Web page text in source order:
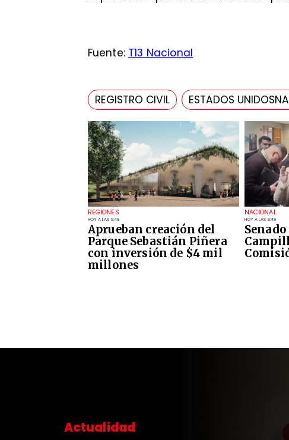
REGIONES
HOY A LAS 9:49
Aprueban creación del
Parque Sebastián Piñera
con inversión de $4 mil
millones
NACIONAL
HOY A LAS 9:49
Fuente: T13 Nacional
REGISTRO CIVIL ESTADOS
Actualidad